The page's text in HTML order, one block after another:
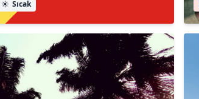
☀️ Sıcak